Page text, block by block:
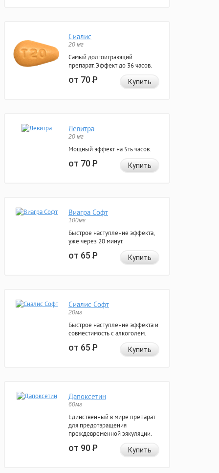
Сиалис
20 мг
Самый долгоиграющий
препарат. Эффект до 36 часов.
от 70Р Купить
Левитра
20 мг
Мощный эффект на 5ть часов.
от 70Р Купить
Виагра Софт
100мг
Быстрое наступление эффекта,
уже через 20 минут.
от 65Р Купить
Сиалис Софт
20мг
Быстрое наступление эффекта и
совместимость с алкоголем.
от 65Р Купить
Дапоксетин
60мг
Единственный в мире препарат
для предотвращения
преждевременной эякуляции.
от 90Р Купить